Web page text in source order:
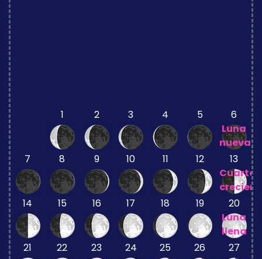
1 2 3 4 5
6
Luna
nueva
7
8 9 10 11 12
13
Cuarto
14
15 16 17 18 19
20
Luna
llena
21
22 23 24 25 26 27